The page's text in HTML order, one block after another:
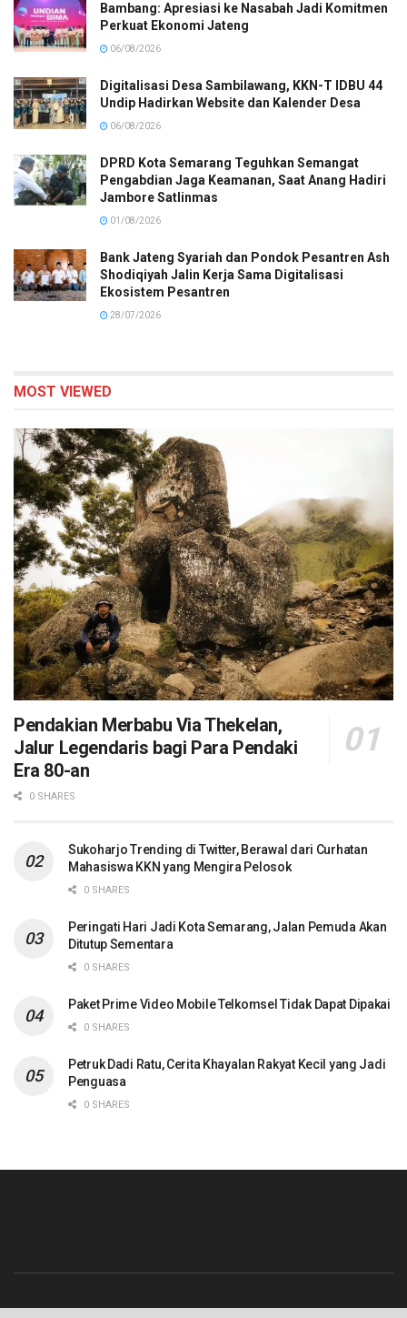
Bambang: Apresiasi ke Nasabah Jadi Komitmen
Perkuat Ekonomi Jateng
06/08/2026
Digitalisasi Desa Sambilawang, KKN-T IDBU 44
Undip Hadirkan Website dan Kalender Desa
06/08/2026
DPRD Kota Semarang Teguhkan Semangat
Pengabdian Jaga Keamanan, Saat Anang Hadiri
Jambore Satlinmas
01/08/2026
Bank Jateng Syariah dan Pondok Pesantren Ash
Shodiqiyah Jalin Kerja Sama Digitalisasi
Ekosistem Pesantren
28/07/2026
MOST VIEWED
Pendakian Merbabu Via Thekelan,
Jalur Legendaris bagi Para Pendaki
Era 80-an
0 SHARES
Sukoharjo Trending di Twitter, Berawal dari Curhatan
Mahasiswa KKN yang Mengira Pelosok
0 SHARES
Peringati Hari Jadi Kota Semarang, Jalan Pemuda Akan
Ditutup Sementara
0 SHARES
Paket Prime Video Mobile Telkomsel Tidak Dapat Dipakai
0 SHARES
Petruk Dadi Ratu, Cerita Khayalan Rakyat Kecil yang Jadi
Penguasa
0 SHARES